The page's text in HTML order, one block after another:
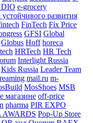
e-grocery
развития
FinTech Fix Price
GFSI Global
Globus Hoff horeca
HRTech HR Tech
Interlight Russia
Kids Russia Leader Team
mail.ru m-
MosShoes MSB
магазине off-price
pharma PIR EXPO
AWARDS Pop-Up Store